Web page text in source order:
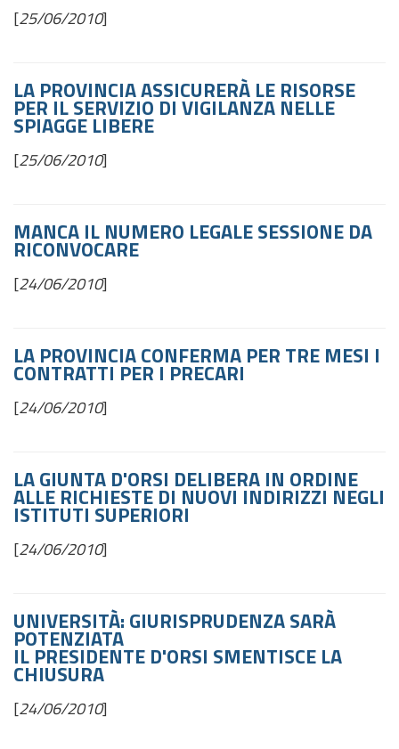
[25/06/2010]
LA PROVINCIA ASSICURERÀ LE RISORSE
PER IL SERVIZIO DI VIGILANZA NELLE
SPIAGGE LIBERE
[25/06/2010]
MANCA IL NUMERO LEGALE SESSIONE DA
RICONVOCARE
[24/06/2010]
LA PROVINCIA CONFERMA PER TRE MESI I
CONTRATTI PER I PRECARI
[24/06/2010]
LA GIUNTA D'ORSI DELIBERA IN ORDINE
ALLE RICHIESTE DI NUOVI INDIRIZZI NEGLI
ISTITUTI SUPERIORI
[24/06/2010]
UNIVERSITÀ: GIURISPRUDENZA SARÀ
POTENZIATA
IL PRESIDENTE D'ORSI SMENTISCE LA
CHIUSURA
[24/06/2010]